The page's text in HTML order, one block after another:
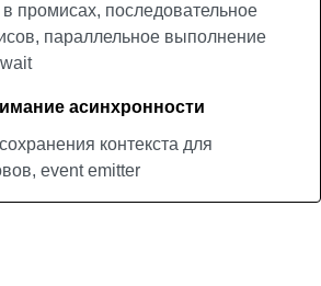
промисах, последовательное
параллельное выполнение
асинхронности
контекста для
event emitter